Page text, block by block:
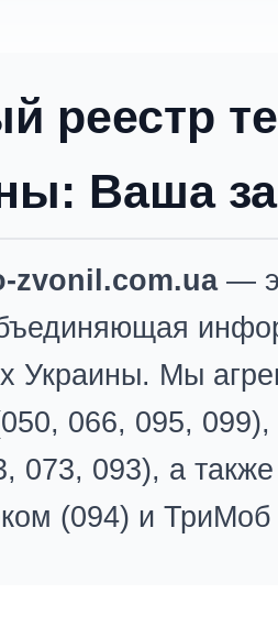
реестр
Ваша
zvonil.com.ua—
Украины. Мы
066, 095, 099),
073, 093), а
(094) и ТриМоб